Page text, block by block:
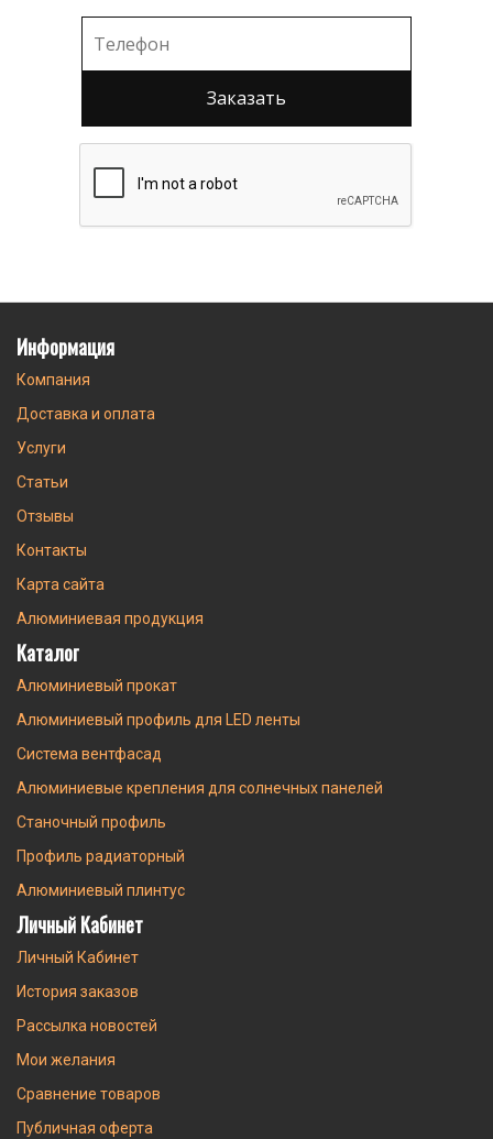
Заказать
Информация
Компания
Доставка и оплата
Услуги
Статьи
Отзывы
Контакты
Карта сайта
Алюминиевая продукция
Каталог
Алюминиевый прокат
Алюминиевый профиль для LED ленты
Система вентфасад
Алюминиевые крепления для солнечных панелей
Станочный профиль
Профиль радиаторный
Алюминиевый плинтус
Личный Кабинет
Личный Кабинет
История заказов
Рассылка новостей
Мои желания
Сравнение товаров
Публичная оферта